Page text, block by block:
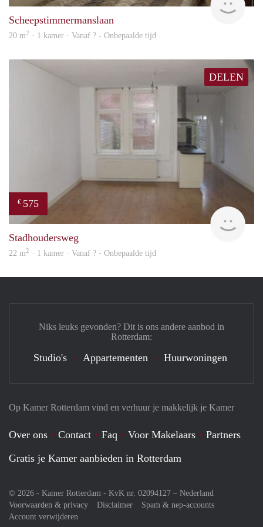
Scheepstimmermanslaan
20 m2 · 1 kamer · Vanaf ? - Onbepaalde tijd
DELEN
€ 575
Stadhoudersweg
22 m2 · 1 kamer · Vanaf ? - Onbepaalde tijd
Op Kamer Rotterdam vind en verhuur je makkelijk je Kamer
Over ons Contact Faq Voor Makelaars
Partners
Gratis je Kamer aanbieden in Rotterdam
© 2026 - Kamer Rotterdam - KvK nr. 02094127 – Nederland
Voorwaarden & privacy
Disclaimer
Spam & nep-accounts
Account verwijderen
Niks leuks gevonden? Dit is ons andere aanbod in
Rotterdam:
Studio's Appartementen Huurwoningen